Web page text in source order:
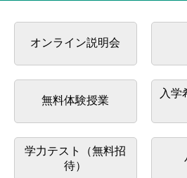
オンライン説明会
無料体験授業
入学
学力テスト（無料招
待）